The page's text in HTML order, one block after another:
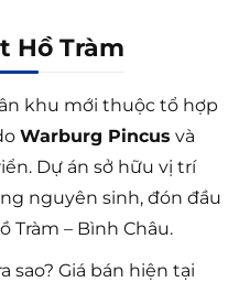
Hồ Tràm
khu mới thuộc tổ hợp
Warburg Pincus và
Dự án sở hữu vị trí
nguyên sinh, đón đầu
Tràm – Bình Châu.
sao? Giá bán hiện tại